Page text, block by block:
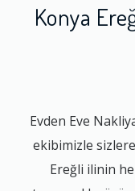
Konya
Evden Eve
ekibimizle
Ereğli ilinin